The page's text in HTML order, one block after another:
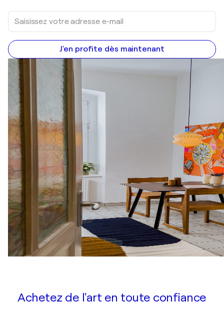
J'en profite dès maintenant
Achetez de l'art en toute confiance